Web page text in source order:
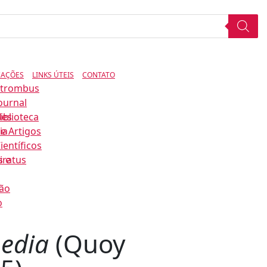
e
Artigos
LINKS ÚTEIS CONTATO
(Quoy